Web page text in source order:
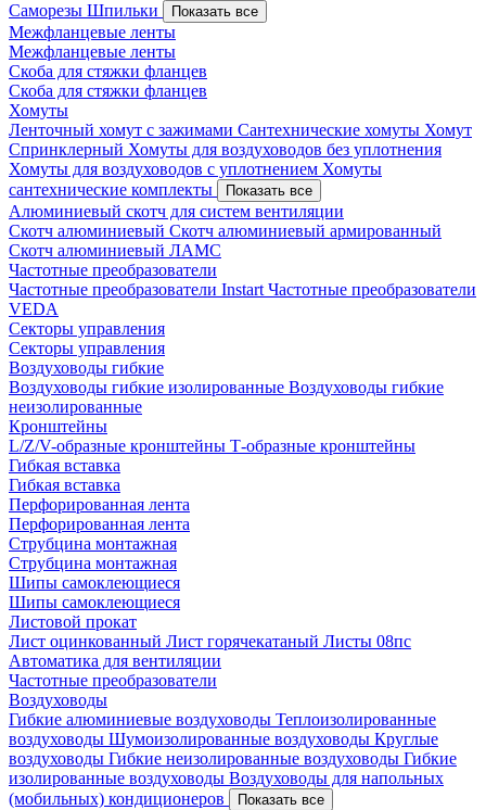
Саморезы Шпильки Показать все
Межфланцевые ленты
Межфланцевые ленты
Скоба для стяжки фланцев
Скоба для стяжки фланцев
Хомуты
Ленточный хомут с зажимами Сантехнические хомуты Хомут
Спринклерный Хомуты для воздуховодов без уплотнения
Хомуты для воздуховодов с уплотнением Хомуты
сантехнические комплекты
Показать все
Алюминиевый скотч для систем вентиляции
Скотч алюминиевый Скотч алюминиевый армированный
Скотч алюминиевый ЛАМС
Частотные преобразователи
Частотные преобразователи Instart Частотные преобразователи
VEDA
Секторы управления
Секторы управления
Воздуховоды гибкие
Воздуховоды гибкие изолированные Воздуховоды гибкие
неизолированные
Кронштейны
L/Z/V-образные кронштейны Т-образные кронштейны
Гибкая вставка
Гибкая вставка
Перфорированная лента
Перфорированная лента
Струбцина монтажная
Струбцина монтажная
Шипы самоклеющиеся
Шипы самоклеющиеся
Листовой прокат
Лист оцинкованный Лист горячекатаный Листы 08пс
Автоматика для вентиляции
Частотные преобразователи
Воздуховоды
Гибкие алюминиевые воздуховоды Теплоизолированные
воздуховоды Шумоизолированные воздуховоды Круглые
воздуховоды Гибкие неизолированные воздуховоды Гибкие
изолированные воздуховоды Воздуховоды для напольных
(мобильных) кондиционеров
Показать все